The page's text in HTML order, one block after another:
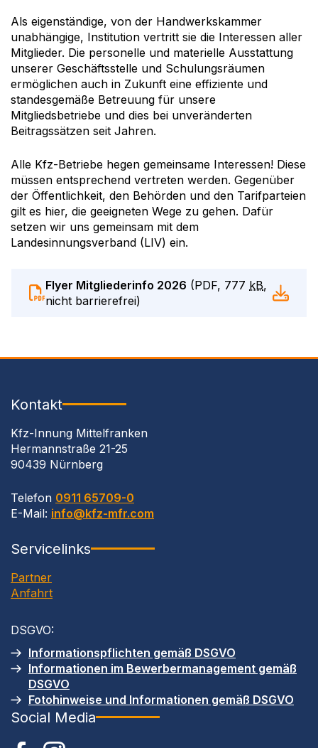
Als eigenständige, von der Handwerkskammer
unabhängige, Institution vertritt sie die Interessen aller
Mitglieder. Die personelle und materielle Ausstattung
unserer Geschäftsstelle und Schulungsräumen
ermöglichen auch in Zukunft eine effiziente und
standesgemäße Betreuung für unsere
Mitgliedsbetriebe und dies bei unveränderten
Beitragssätzen seit Jahren.
Alle Kfz-Betriebe hegen gemeinsame Interessen! Diese
müssen entsprechend vertreten werden. Gegenüber
der Öffentlichkeit, den Behörden und den Tarifparteien
gilt es hier, die geeigneten Wege zu gehen. Dafür
setzen wir uns gemeinsam mit dem
Landesinnungsverband (LIV) ein.
Flyer Mitgliederinfo 2026 (PDF, 777 kB,
nicht barrierefrei)
Kontakt
Kfz-Innung Mittelfranken
Hermannstraße 21-25
90439 Nürnberg
Telefon 0911 65709-0
E-Mail: info@kfz-mfr.com
Servicelinks
Partner
Anfahrt
DSGVO:
Informationspflichten gemäß DSGVO
Informationen im Bewerbermanagement gemäß
DSGVO
Fotohinweise und Informationen gemäß DSGVO
Social Media